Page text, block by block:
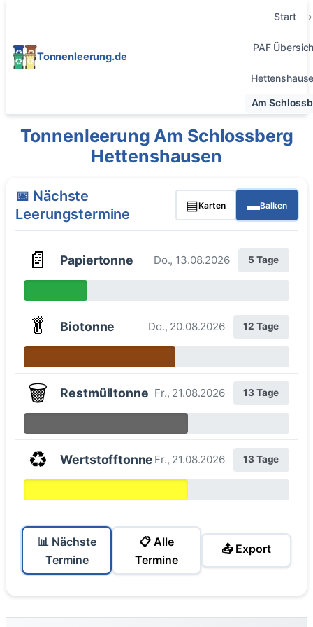
Tonnenleerung.de
Start
PAF
Am
Tonnenleerung Am Schlossberg
Hettenshausen
📅 Nächste
Leerungstermine
▤Karten ▬Balken
📄 Papiertonne Do., 13.08.2026 5 Tage
🥬 Biotonne Do., 20.08.2026 12 Tage
🗑️ Restmülltonne Fr., 21.08.2026 13 Tage
♻️ Wertstofftonne Fr., 21.08.2026 13 Tage
📊 Nächste
Termine
📋 Alle
Termine
📤 Export